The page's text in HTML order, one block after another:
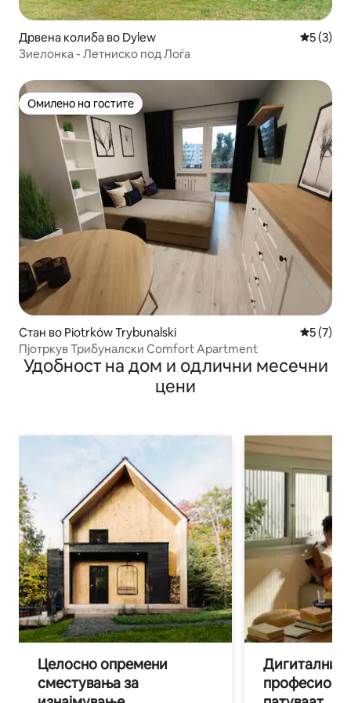
Дрвена колиба во Dylew
5 (3)
Зиелонка - Летниско под Лоѓа
Омилено на гостите
Омилено на гостите
Стан во Piotrków Trybunalski
5 (7)
Пјотркув Трибуналски Comfort Apartment
Удобност на дом и одлични месечни
цени
Целосно опремени
сместувања за
Дигитални